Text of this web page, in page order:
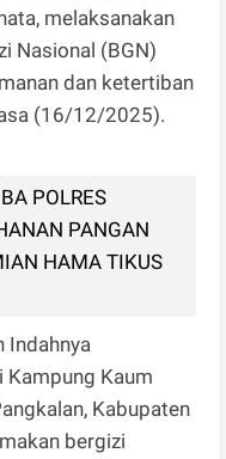
melaksanakan
Nasional (BGN)
dan ketertiban
(16/12/2025).
POLRES
PANGAN
HAMA TIKUS
Indahnya
Kampung Kaum
Kabupaten
bergizi